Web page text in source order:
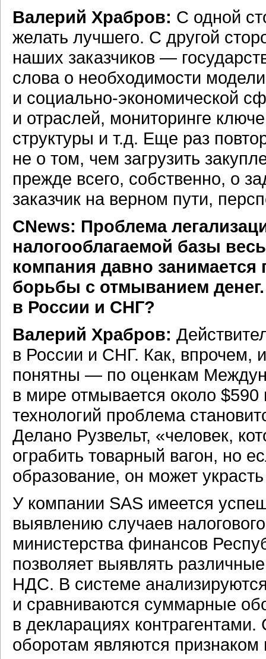
Валерий Храбров: С одной
желать лучшего. С другой
наших заказчиков —
слова о необходимости
и социально-экономической
и отраслей, мониторинге
структуры и т.д. Еще раз
не о том, чем загрузить
прежде всего, собственно, о
заказчик на верном пути,
CNews: Проблема
налогооблагаемой базы
компания давно
борьбы с отмыванием
в России и СНГ?
Валерий Храбров:
в России и СНГ. Как, впрочем,
понятны — по оценкам
в мире отмывается около
технологий проблема
Делано Рузвельт, «человек,
ограбить товарный вагон, но
образование, он может
У компании SAS имеется
выявлению случаев
министерства финансов
позволяет выявлять
НДС. В системе
и сравниваются суммарные
в декларациях
оборотам являются